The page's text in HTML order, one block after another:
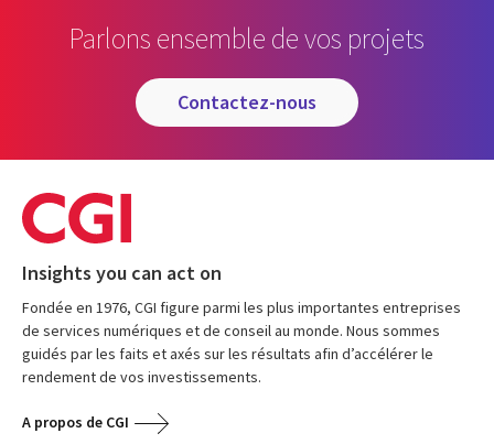
Parlons ensemble de vos projets
contactez-nous
Insights you can act on
Fondée en 1976, CGI figure parmi les plus importantes entreprises
de services numériques et de conseil au monde. Nous sommes
guidés par les faits et axés sur les résultats afin d’accélérer le
rendement de vos investissements.
A propos de CGI